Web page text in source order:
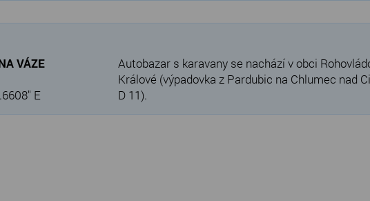
VÁZE
E
Autobazar s karavany se nachází v obci
Králové (výpadovka z Pardubic na Chlumec nad
D 11).